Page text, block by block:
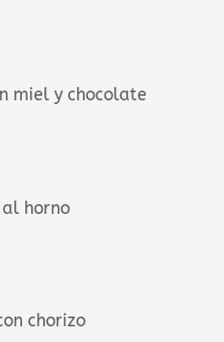
miel y chocolate
horno
chorizo